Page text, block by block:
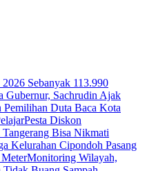
Sebanyak 113.990
Gubernur, Sachrudin Ajak
Pemilihan Duta Baca Kota
Pesta Diskon
Bisa Nikmati
Kelurahan Cipondoh Pasang
Monitoring Wilayah,